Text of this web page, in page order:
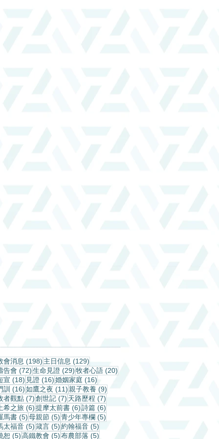
會消息 (198) 198 篇文章
主日信息 (129)
告會 (72)72 篇文章
生命見證 (29)29 篇文章
牧者心語 (20)
宣 (18) 18 篇文章
見證 (16)16 篇文章
婚姻家庭 (16)
訓 (16)16 篇文章
如鷹之夜 (11)11 篇文章
親子教養 (9) 9 篇文章
者觀點 (7)7 篇文章
創世記 (7) 7 篇文章
天路歷程 (7)
希之旅 (6)6 篇文章
提摩太前書 (6)6 篇文章
詩篇 (6)
馬書 (5)5 篇文章
母親節 (5)5 篇文章
青少年專欄 (5)
太福音 (5)5 篇文章
箴言 (5)5 篇文章
約翰福音 (5)
恕 (5)5 篇文章
高鐵教會 (5)5 篇文章
布農部落 (5)